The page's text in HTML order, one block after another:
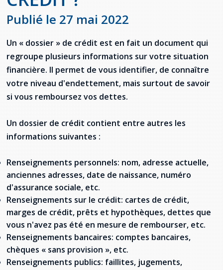
Jeux de la francophonie canadienne
Forum jeunesse pancanadien
Assemblée générale annuelle
Gestes et paroles ambigus
Ressources documentaires
La Charte canadienne des droits et libertés
Lois fréquemment consultées
Acheter un véhicule neuf ou d'occasion ou
Offres d'emploi (Secteur Justice)
Législation spéciale Covid-19
L'Aide juridique à Terre-Neuve-et-
Labrador
Bureaux de l'Aide juridique de Terre-Neuve-
Répertoire des juristes d'expression
française
Règlement Quiz RVF 2021
Activités
Guide du système de santé à TNL
Offres Actives
Santé mentale et dépendances
Société Santé en français (SSF)
Travailler en santé à TNL
Répertoire des professionnels de santé
Visages de la santé
Pinos Mpiana
Allison Chaytor
Maurice Nzoyamara
Programmes et services du gouvernement
provincial
Ressources linguistiques pour la
communication en santé
Carte des services en français
Publié le 27 mai 2022
Un « dossier » de crédit est en fait un document qui
regroupe plusieurs informations sur votre situation
financière. Il permet de vous identifier, de connaître
votre niveau d'endettement, mais surtout de savoir
si vous remboursez vos dettes.
Un dossier de crédit contient entre autres les
informations suivantes :
Renseignements personnels: nom, adresse actuelle,
anciennes adresses, date de naissance, numéro
d'assurance sociale, etc.
Renseignements sur le crédit: cartes de crédit,
marges de crédit, prêts et hypothèques, dettes que
vous n'avez pas été en mesure de rembourser, etc.
Renseignements bancaires: comptes bancaires,
chèques « sans provision », etc.
Renseignements publics: faillites, jugements,